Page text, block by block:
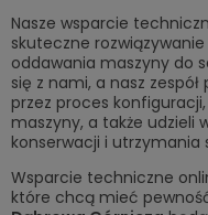
Nasze wsparcie
skuteczne
oddawania maszyny do
się z nami, a nasz
przez proces
maszyny, a także udzieli
konserwacji i utrzymania
Wsparcie techniczne
które chcą mieć